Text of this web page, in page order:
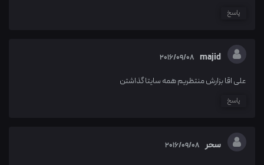
پاسخ
majid
2016/09/08
علی اقا بزارش منتظریم همه سایتا گذاشتن
پاسخ
سحر 2016/09/08